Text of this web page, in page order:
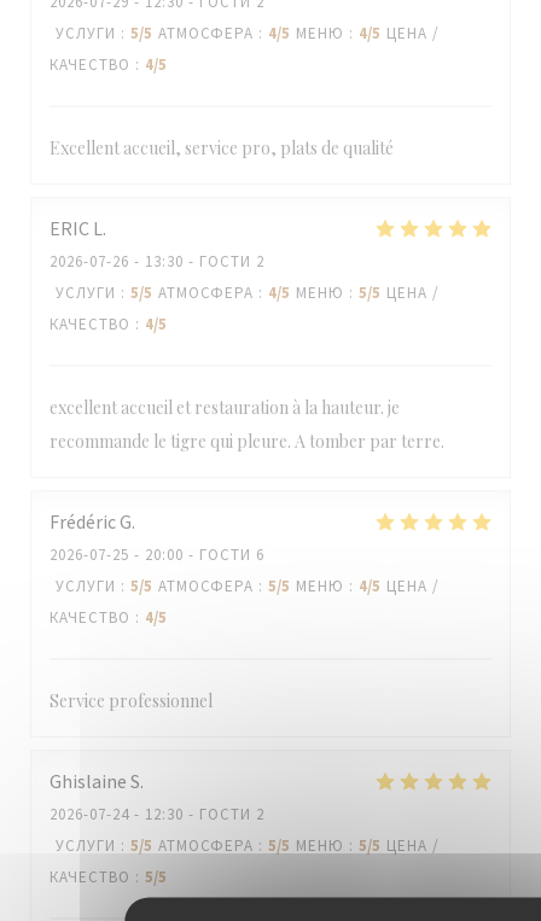
УСЛУГИ : 5/5 АТМОСФЕРА : 4/5 МЕНЮ : 4/5 ЦЕНА /
КАЧЕСТВО : 4/5
Excellent accueil, service pro, plats de qualité
ERIC L
2026-07-26 - 13:30 - ГОСТИ 2
УСЛУГИ : 5/5 АТМОСФЕРА : 4/5 МЕНЮ : 5/5 ЦЕНА /
КАЧЕСТВО : 4/5
excellent accueil et restauration à la hauteur. je
recommande le tigre qui pleure. A tomber par terre.
FrédéricG
2026-07-25 - 20:00 - ГОСТИ 6
УСЛУГИ : 5/5 АТМОСФЕРА : 5/5 МЕНЮ : 4/5 ЦЕНА /
КАЧЕСТВО : 4/5
Service professionnel
Ghislaine S
2026-07-24 - 12:30 - ГОСТИ 2
УСЛУГИ : 5/5 АТМОСФЕРА : 5/5 МЕНЮ : 5/5 ЦЕНА /
КАЧЕСТВО : 5/5